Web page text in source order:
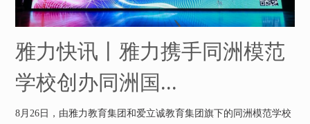
雅力快讯丨雅力携手同洲模范
学校创办同洲国...
8月26日，由雅力教育集团和爱立诚教育集团旗下的同洲模范学校